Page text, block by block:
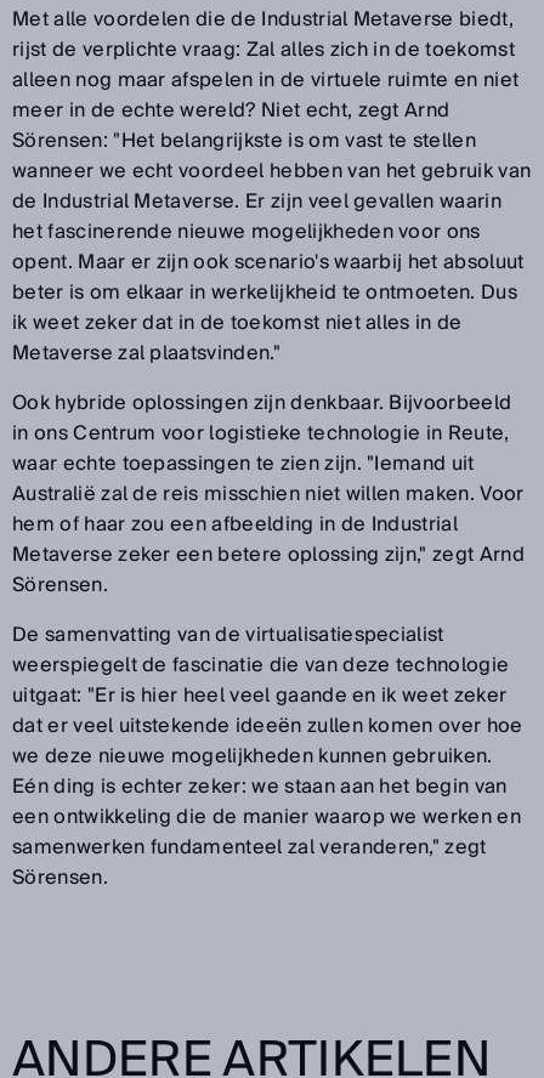
Met alle voordelen die de Industrial Metaverse biedt,
rijst de verplichte vraag: Zal alles zich in de toekomst
alleen nog maar afspelen in de virtuele ruimte en niet
meer in de echte wereld? Niet echt, zegt Arnd
Sörensen: "Het belangrijkste is om vast te stellen
wanneer we echt voordeel hebben van het gebruik van
de Industrial Metaverse. Er zijn veel gevallen waarin
het fascinerende nieuwe mogelijkheden voor ons
opent. Maar er zijn ook scenario's waarbij het absoluut
beter is om elkaar in werkelijkheid te ontmoeten. Dus
ik weet zeker dat in de toekomst niet alles in de
Metaverse zal plaatsvinden."
Ook hybride oplossingen zijn denkbaar. Bijvoorbeeld
in ons Centrum voor logistieke technologie in Reute,
waar echte toepassingen te zien zijn. "Iemand uit
Australië zal de reis misschien niet willen maken. Voor
hem of haar zou een afbeelding in de Industrial
Metaverse zeker een betere oplossing zijn," zegt Arnd
Sörensen.
De samenvatting van de virtualisatiespecialist
weerspiegelt de fascinatie die van deze technologie
uitgaat: "Er is hier heel veel gaande en ik weet zeker
dat er veel uitstekende ideeën zullen komen over hoe
we deze nieuwe mogelijkheden kunnen gebruiken.
Eén ding is echter zeker: we staan aan het begin van
een ontwikkeling die de manier waarop we werken en
samenwerken fundamenteel zal veranderen," zegt
Sörensen.
ANDERE ARTIKELEN